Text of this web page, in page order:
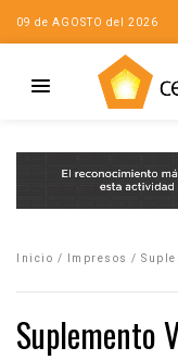
09 de AGOSTO del 2026
Inicio / Impresos /
Suplemento